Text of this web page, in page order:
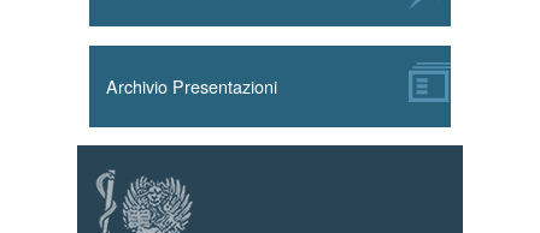
Archivio Presentazioni